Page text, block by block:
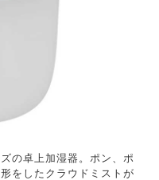
の卓上加湿器。ポン、ポ
をしたクラウドミストが